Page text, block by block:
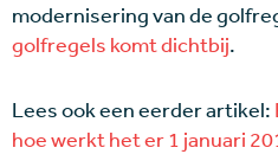
modernisering van de
golfregels komt dichtbij.
Lees ook een eerder artikel:
hoe werkt het er 1 januari